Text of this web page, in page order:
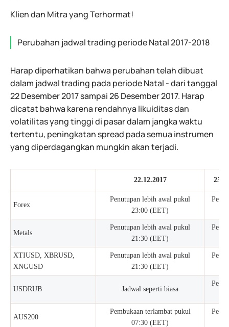
Klien dan Mitra yang Terhormat!
Perubahan jadwal trading periode Natal 2017-2018
Harap diperhatikan bahwa perubahan telah dibuat
dalam jadwal trading pada periode Natal - dari tanggal
22 Desember 2017 sampai 26 Desember 2017. Harap
dicatat bahwa karena rendahnya likuiditas dan
volatilitas yang tinggi di pasar dalam jangka waktu
tertentu, peningkatan spread pada semua instrumen
yang diperdagangkan mungkin akan terjadi.
22.12.2017
Forex
Penutupan lebih awal pukul
23:00 (EET)
Metals
Penutupan lebih awal pukul
21:30 (EET)
XTIUSD, XBRUSD,
XNGUSD
Penutupan lebih awal pukul
21:30 (EET)
USDRUB Jadwal seperti biasa
AUS200
Pembukaan terlambat pukul
07:30 (EET)